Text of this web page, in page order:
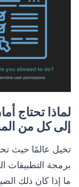
لماذا تحتاج
إلى كل من
تخيل عالمًا حيث
برمجة التطبيقات
ما إذا كان ذلك